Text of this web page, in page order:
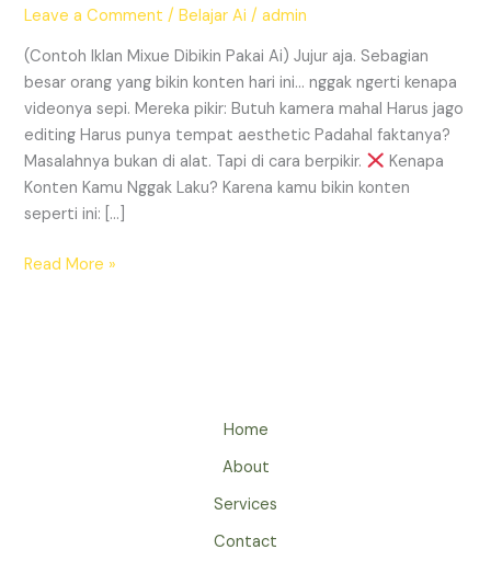
Leave a Comment /Belajar Ai /admin
(Contoh Iklan Mixue Dibikin Pakai Ai) Jujur aja. Sebagian
besar orang yang bikin konten hari ini… nggak ngerti kenapa
videonya sepi. Mereka pikir: Butuh kamera mahal Harus jago
editing Harus punya tempat aesthetic Padahal faktanya?
Masalahnya bukan di alat. Tapi di cara berpikir.
Kenapa
Konten Kamu Nggak Laku? Karena kamu bikin konten
seperti ini: […]
Read More »
Home
About
Services
Contact